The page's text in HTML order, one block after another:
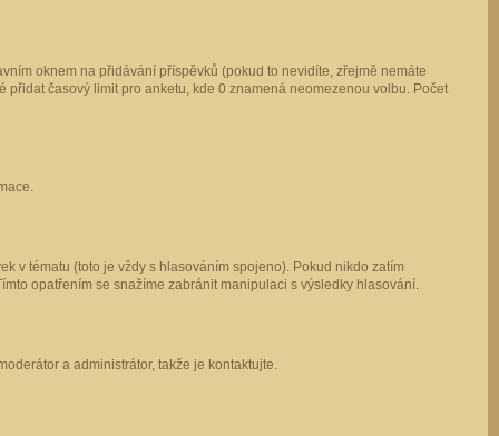
oknem na přidávání příspěvků (pokud to nevidíte, zřejmě nemáte
přidat časový limit pro anketu, kde 0 znamená neomezenou volbu. Počet
v tématu (toto je vždy s hlasováním spojeno). Pokud nikdo zatím
opatřením se snažíme zabránit manipulaci s výsledky hlasování.
a administrátor, takže je kontaktujte.